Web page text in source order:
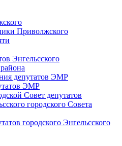
Приволжского
Энгельсского
депутатов ЭМР
ЭМР
Совет депутатов
городского Совета
городского Энгельсского